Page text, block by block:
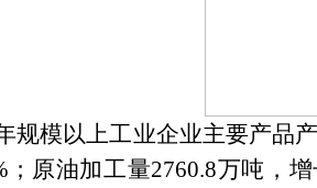
规模以上工业企业主要产品
；原油加工量2760.8万吨，